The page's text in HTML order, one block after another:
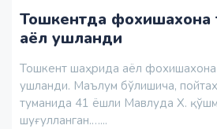
Тошкентда фохишахона
аёл ушланди
Тошкент шаҳрида аёл фохишахона
ушланди. Маълум бўлишича,
туманида 41 ёшли Мавлуда Х.
шуғулланган.…...